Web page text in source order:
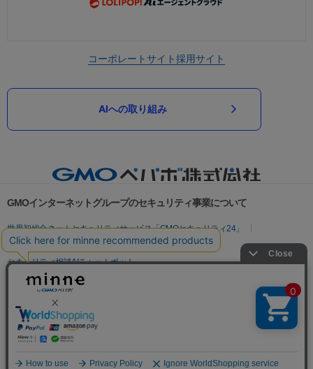
コーポレートサイト採用サイト
AIへの取り組み
GMOインターネットグループのセキュリティ事業について
世界初総合ネットセキュリティサービス「GMOセキュリティ24」
パスワード漏洩診断
Webサイトリスク診断
セキュリティ相談AIチャットボット
実在証明・盗聴対策
サイバー攻撃対策（GMO Flatt Security）
セキュリティ事業の軌跡